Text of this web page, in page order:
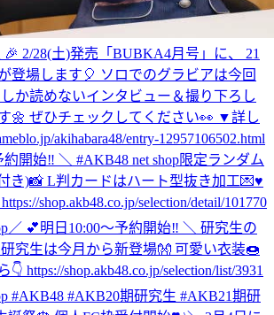
2/28(土)発売「BUBKA4月号」に、 21
登場します🎈 ソロでのグラビアは今回
か読めないインタビュー＆撮り下ろし
🌼 ぜひチェックしてください👀 ▼詳し
akihabara48/entry-12957106502.html
約開始‼️ ＼ #AKB48 net shop限定ランダム
き)📸 L判カードはハート型抜き加工💌♥
shop.akb48.co.jp/selection/detail/101770
／ 💕明日10:00～予約開始‼️ ＼ 研究生の
究生は今月から新登場👐 可愛い衣装🍩
https://shop.akb48.co.jp/selection/list/3931
#AKB48 #AKB20期研究生 #AKB21期研